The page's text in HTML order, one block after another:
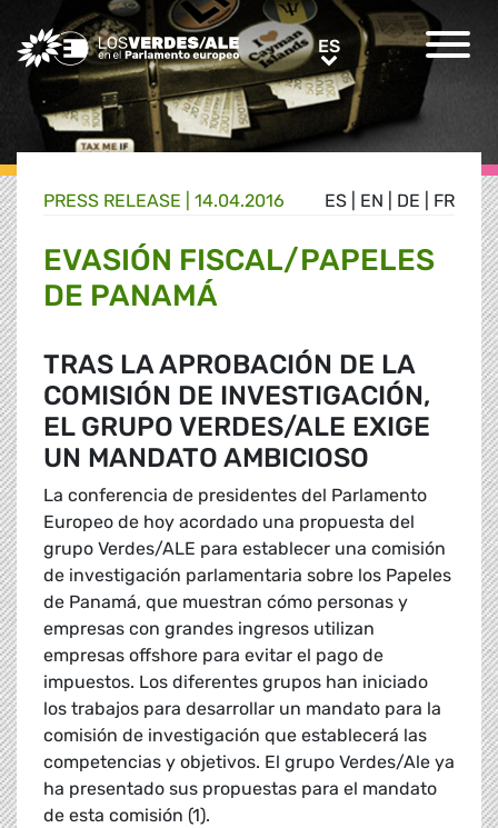
Greens/EFA Home ESES
ES EN DE FR
PRESS RELEASE | 14.04.2016
EVASIÓN FISCAL/PAPELES
DE PANAMÁ
TRAS LA APROBACIÓN DE LA
COMISIÓN DE INVESTIGACIÓN,
EL GRUPO VERDES/ALE EXIGE
UN MANDATO AMBICIOSO
La conferencia de presidentes del Parlamento
Europeo de hoy acordado una propuesta del
grupo Verdes/ALE para establecer una comisión
de investigación parlamentaria sobre los Papeles
de Panamá, que muestran cómo personas y
empresas con grandes ingresos utilizan
empresas offshore para evitar el pago de
impuestos. Los diferentes grupos han iniciado
los trabajos para desarrollar un mandato para la
comisión de investigación que establecerá las
competencias y objetivos. El grupo Verdes/Ale ya
ha presentado sus propuestas para el mandato
de esta comisión (1).